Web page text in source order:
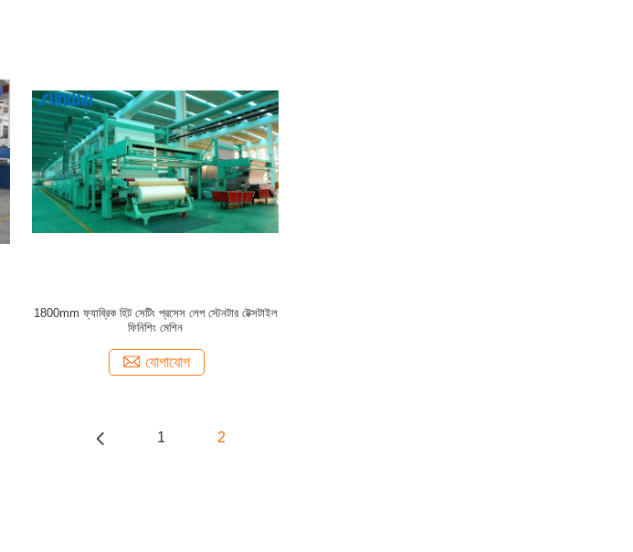
1800mm ফ্যাব্রিক হিট সেটিং প্রসেস লেপ স্টেনটার টেক্সটাইল
ফিনিশিং মেশিন
যোগাযোগ
1 2